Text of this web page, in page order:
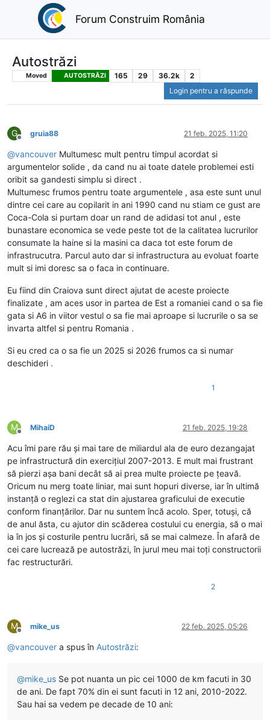
Forum Construim România
Autostrăzi
Moved AUTOSTRĂZI 165 29 36.2k
2
Login pentru a răspunde
G
Deconectat
gruia88 21 feb. 2025, 11:20
@vancouver Multumesc mult pentru timpul acordat si
argumentelor solide , da cand nu ai toate datele problemei esti
oribit sa gandesti simplu si direct .
Multumesc frumos pentru toate argumentele , asa este sunt unul
dintre cei care au copilarit in ani 1990 cand nu stiam ce gust are
Coca-Cola si purtam doar un rand de adidasi tot anul , este
bunastare economica se vede peste tot de la calitatea lucrurilor
consumate la haine si la masini ca daca tot este forum de
infrastrucutra. Parcul auto dar si infrastructura au evoluat foarte
mult si imi doresc sa o faca in continuare.
Eu fiind din Craiova sunt direct ajutat de aceste proiecte
finalizate , am aces usor in partea de Est a romaniei cand o sa fie
gata si A6 in viitor vestul o sa fie mai aproape si lucrurile o sa se
invarta altfel si pentru Romania .
Si eu cred ca o sa fie un 2025 si 2026 frumos ca si numar
deschideri .
1
M
Deconectat
MihaiD 21 feb. 2025, 19:28
Acu îmi pare rău și mai tare de miliardul ala de euro dezangajat
pe infrastructură din exercițiul 2007-2013. E mult mai frustrant
să pierzi așa bani decât să ai prea multe proiecte pe țeavă.
Oricum nu merg toate liniar, mai sunt hopuri diverse, iar în ultimă
instanță o reglezi ca stat din ajustarea graficului de executie
conform finanțărilor. Dar nu suntem încă acolo. Sper, totuși, că
de anul ăsta, cu ajutor din scăderea costului cu energia, să o mai
ia în jos și costurile pentru lucrări, să se mai calmeze. În afară de
cei care lucrează pe autostrăzi, în jurul meu mai toți constructorii
fac restructurări.
2
M
Deconectat
mike_us 22 feb. 2025, 05:26
@vancouver a spus în Autostrăzi:
@mike_us Se pot nuanta un pic cei 1000 de km facuti in 30
de ani. De fapt 70% din ei sunt facuti in 12 ani, 2010-2022.
Sau hai sa vedem pe decade de 10 ani: